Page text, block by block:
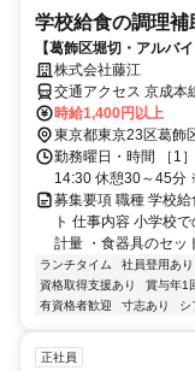
学校給食の調理補
【葛飾区堀切・アルバ
／お祝い金3万／Web面
株式会社藤江
交通アクセス 京成本
徒歩16分
時給1,400円以上
東京都東京23区葛飾
勤務曜日・時間 ［1
14:30 休憩30～45分
募集要項 職種 学校
ト 仕事内容 小学校
計量 ・食器具のセッ
ランチタイム 社員登用あり
資格取得支援あり
賞与年1
有資格者歓迎
寸志あり シ
正社員